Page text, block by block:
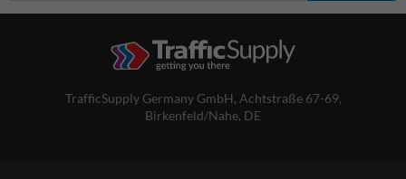
TrafficSupply Germany GmbH, Achtstraße 67-69,
Birkenfeld/Nahe, DE